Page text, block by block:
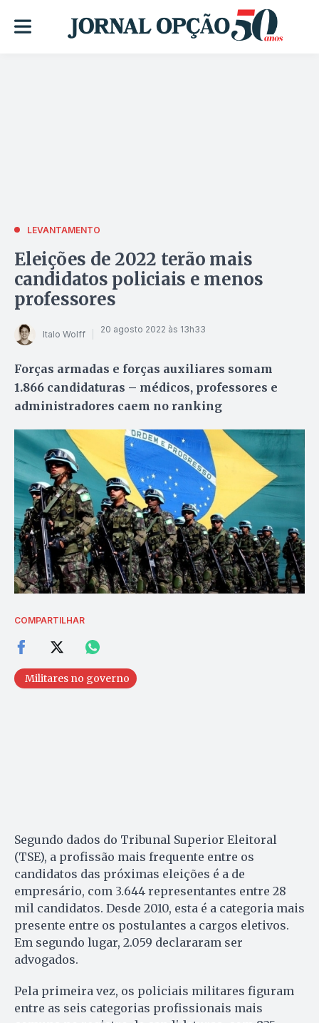
LEVANTAMENTO
Eleições de 2022 terão mais
candidatos policiais e menos
professores
Italo Wolff 20 agosto 2022 às 13h33
Forças armadas e forças auxiliares somam
1.866 candidaturas – médicos, professores e
administradores caem no ranking
COMPARTILHAR
Militares no governo
Segundo dados do Tribunal Superior Eleitoral
(TSE), a profissão mais frequente entre os
candidatos das próximas eleições é a de
empresário, com 3.644 representantes entre 28
mil candidatos. Desde 2010, esta é a categoria mais
presente entre os postulantes a cargos eletivos.
Em segundo lugar, 2.059 declararam ser
advogados.
Pela primeira vez, os policiais militares figuram
entre as seis categorias profissionais mais